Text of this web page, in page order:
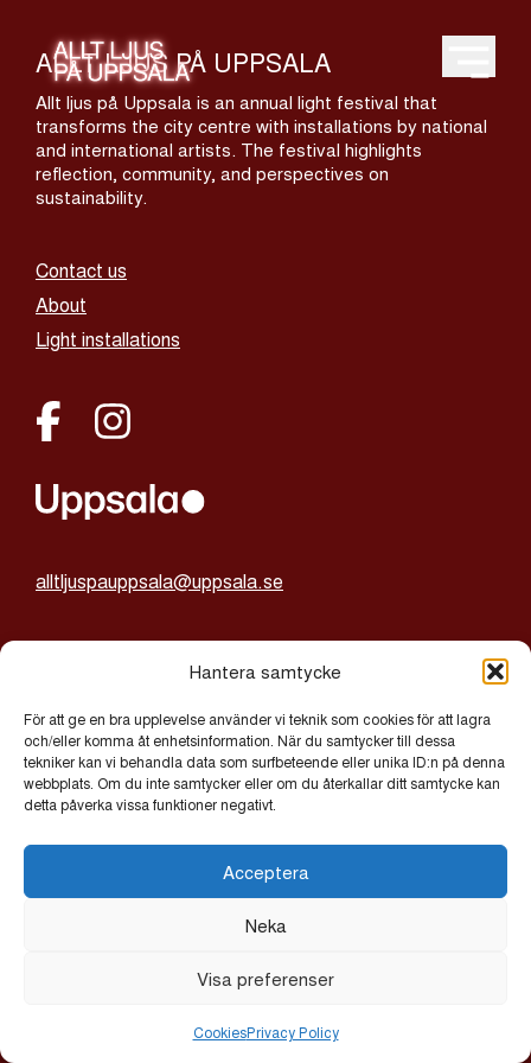
Hantera samtycke
För att ge en bra upplevelse använder vi teknik som cookies för att lagra
och/eller komma åt enhetsinformation. När du samtycker till dessa
tekniker kan vi behandla data som surfbeteende eller unika ID:n på denna
webbplats. Om du inte samtycker eller om du återkallar ditt samtycke kan
detta påverka vissa funktioner negativt.
Acceptera
Neka
Visa preferenser
CookiesPrivacy Policy
ALLT LJUS PÅ UPPSALA
Allt ljus på Uppsala is an annual light festival that
transforms the city centre with installations by national
and international artists. The festival highlights
reflection, community, and perspectives on
sustainability.
Contact us
About
Light installations
alltljuspauppsala@uppsala.se
© 2026 Allt Ljus på Uppsala | Exor IT Byrå AB